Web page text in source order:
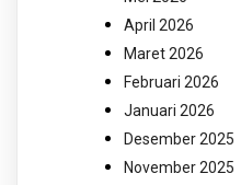
April 2026
Maret 2026
Februari 2026
Januari 2026
Desember 2025
November 2025